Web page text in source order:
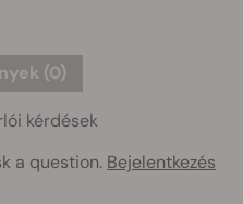
(0)
kérdések
a question. Bejelentkezés